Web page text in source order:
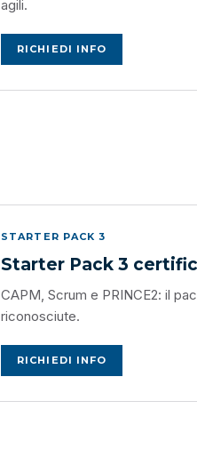
agili.
RICHIEDI INFO
STARTER PACK 3
Starter Pack 3
CAPM, Scrum e PRINCE2: il
riconosciute.
RICHIEDI INFO